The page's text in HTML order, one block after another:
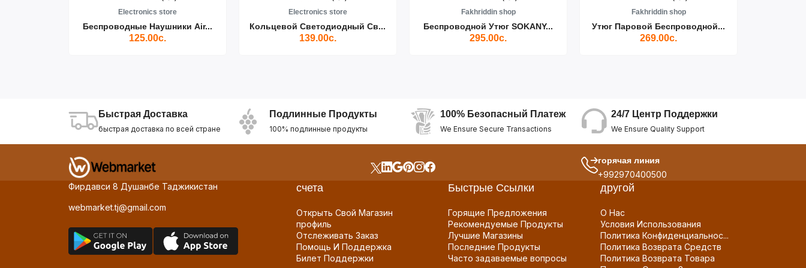
Electronics store
Беспроводные Наушники Air...
125.00с.
Electronics store
Кольцевой Светодиодный Св...
139.00с.
Fakhriddin shop
Беспроводной Утюг SOKANY...
295.00с.
Fakhriddin shop
Утюг Паровой Беспроводной...
269.00с.
Быстрая Доставка
быстрая доставка по всей стране
Подлинные Продукты
100% подлинные продукты
100% Безопасный Платеж
We Ensure Secure Transactions
24/7 Центр Поддержки
We Ensure Quality Support
горячая линия
+992970400500
Фирдавси 8 Душанбе Таджикистан
webmarket.tj@gmail.com
счета
Открыть Свой Магазин
профиль
Отслеживать Заказ
Помощь И Поддержка
Билет Поддержки
Быстрые Ссылки
Горящие Предложения
Рекомендуемые Продукты
Лучшие Магазины
Последние Продукты
Часто задаваемые вопросы
другой
О Нас
Условия Использования
Политика Конфиденциальнос...
Политика Возврата Средств
Политика Возврата Товара